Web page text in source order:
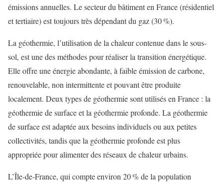
émissions annuelles. Le secteur du bâtiment en France (résidentiel
et tertiaire) est toujours très dépendant du gaz (30 %).
La géothermie, l’utilisation de la chaleur contenue dans le sous-
sol, est une des méthodes pour réaliser la transition énergétique.
Elle offre une énergie abondante, à faible émission de carbone,
renouvelable, non intermittente et pouvant être produite
localement. Deux types de géothermie sont utilisés en France : la
géothermie de surface et la géothermie profonde. La géothermie
de surface est adaptée aux besoins individuels ou aux petites
collectivités, tandis que la géothermie profonde est plus
appropriée pour alimenter des réseaux de chaleur urbains.
L’Île-de-France, qui compte environ 20 % de la population